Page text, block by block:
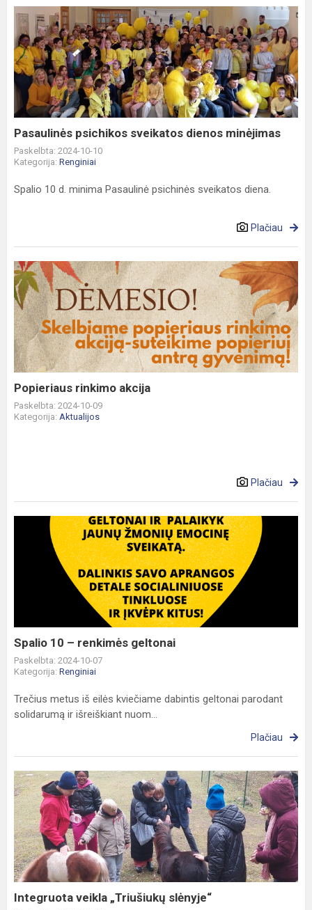
Pasaulinės
psichikos
sveikatos
dienos
minėjimas
Pasaulinės psichikos sveikatos dienos minėjimas
Paskelbta: 2024-10-10
Kategorija: Renginiai
Spalio 10 d. minima Pasaulinė psichinės sveikatos diena.
Plačiau
Popieriaus
rinkimo
akcija
Popieriaus rinkimo akcija
Paskelbta: 2024-10-09
Kategorija: Aktualijos
Plačiau
Spalio 10 – renkimės geltonai
Paskelbta: 2024-10-07
Kategorija: Renginiai
Trečius metus iš eilės kviečiame dabintis geltonai parodant
solidarumą ir išreiškiant nuom...
Plačiau
Integruota
veikla
„Triušiukų
slėnyje“
Integruota veikla „Triušiukų slėnyje“